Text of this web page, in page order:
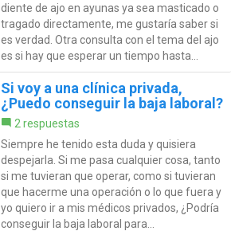
diente de ajo en ayunas ya sea masticado o
tragado directamente, me gustaría saber si
es verdad. Otra consulta con el tema del ajo
es si hay que esperar un tiempo hasta...
Si voy a una clínica privada,
¿Puedo conseguir la baja laboral?
2 respuestas
Siempre he tenido esta duda y quisiera
despejarla. Si me pasa cualquier cosa, tanto
si me tuvieran que operar, como si tuvieran
que hacerme una operación o lo que fuera y
yo quiero ir a mis médicos privados, ¿Podría
conseguir la baja laboral para...